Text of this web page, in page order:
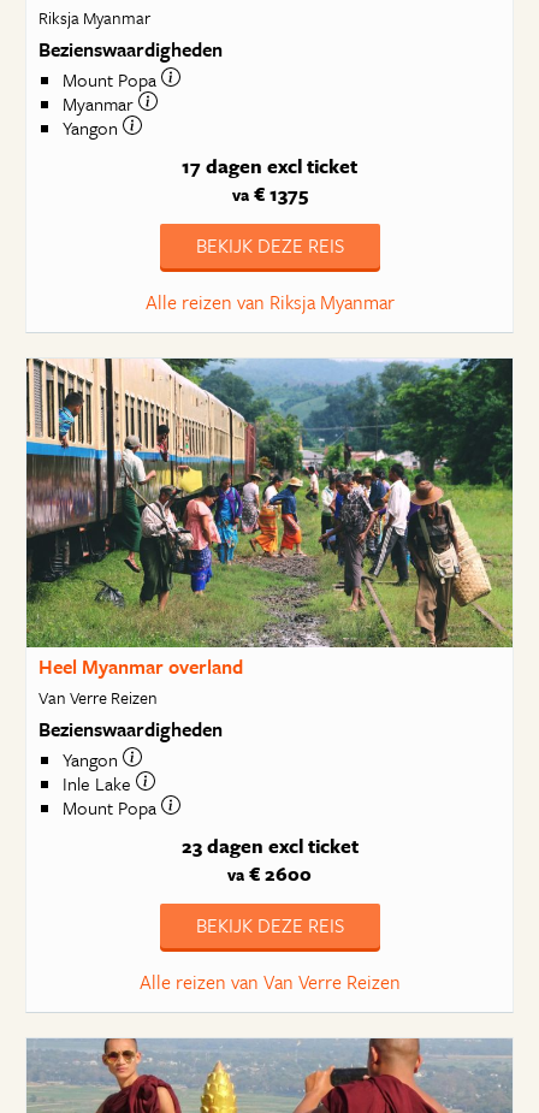
Riksja Myanmar
Bezienswaardigheden
Mount Popa
Myanmar
Yangon
17 dagen excl ticket
va€ 1375
BEKIJK DEZE REIS
Alle reizen van Riksja Myanmar
Heel Myanmar overland
Van Verre Reizen
Bezienswaardigheden
Yangon
Inle Lake
Mount Popa
23 dagen excl ticket
va € 2600
BEKIJK DEZE REIS
Alle reizen van Van Verre Reizen